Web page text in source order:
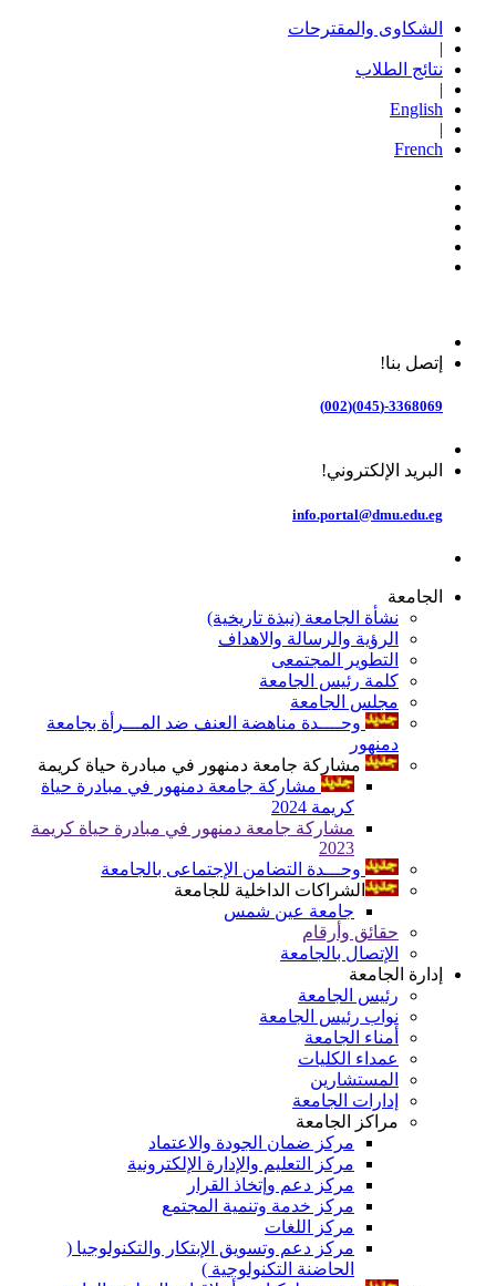
الشكاوى والمقترحات
|
نتائج الطلاب
|
English
|
French
إتصل بنا!
3368069-(045)(002)
البريد الإلكتروني!
info.portal@dmu.edu.eg
الجامعة
نشأة الجامعة (نبذة تاريخية)
الرؤية والرسالة والاهداف
التطوير المجتمعى
كلمة رئيس الجامعة
مجلس الجامعة
وحــــدة مناهضة العنف ضد المـــرأة بجامعة
دمنهور
مشاركة جامعة دمنهور في مبادرة حياة كريمة
مشاركة جامعة دمنهور في مبادرة حياة
كريمة 2024
مشاركة جامعة دمنهور في مبادرة حياة كريمة
2023
وحـــدة التضامن الإجتماعى بالجامعة
الشراكات الداخلية للجامعة
جامعة عين شمس
حقائق وأرقام
الإتصال بالجامعة
إدارة الجامعة
رئيس الجامعة
نواب رئيس الجامعة
أمناء الجامعة
عمداء الكليات
المستشارين
إدارات الجامعة
مراكز الجامعة
مركز ضمان الجودة والاعتماد
مركز التعليم والإدارة الإلكترونية
مركز دعم وإتخاذ القرار
مركز خدمة وتنمية المجتمع
مركز اللغات
مركز دعم وتسويق الإبتكار والتكنولوجيا (
الحاضنة التكنولوجية )